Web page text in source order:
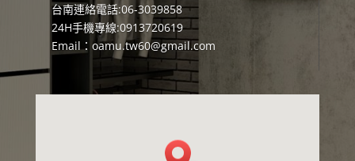
台南連絡電話:06-3039858
24H手機專線:0913720619
Email： oamu.tw60@gmail.com